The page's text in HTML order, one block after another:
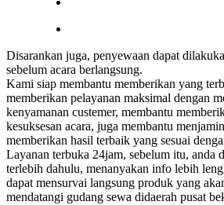
Disarankan juga, penyewaan dapat
sebelum acara berlangsung.
Kami siap membantu memberikan yang
memberikan pelayanan maksimal dengan
kenyamanan custemer, membantu
kesuksesan acara, juga membantu
memberikan hasil terbaik yang sesuai
Layanan terbuka 24jam, sebelum itu, anda
terlebih dahulu, menanyakan info lebih
dapat mensurvai langsung produk yang
mendatangi gudang sewa didaerah pusat